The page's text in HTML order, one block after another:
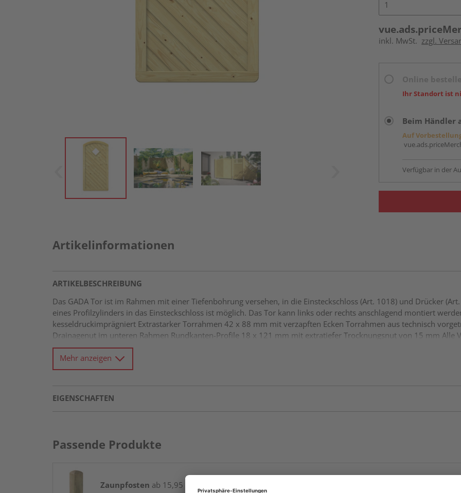
inkl. MwSt. zzgl.
Ihr Standort ist
Beim Händler
Auf
Verfügbar in der
Artikelinformationen
ARTIKELBESCHREIBUNG
Das GADA Tor ist im Rahmen mit einer Tiefenbohrung versehen, in die Einsteckschloss (Art. 1018) und Drücker
eines Profilzylinders in das Einsteckschloss ist möglich. Das Tor kann links oder rechts anschlagend montiert
kesseldruckimprägniert Extrastarker Torrahmen 42 x 88 mm mit verzapften Ecken Torrahmen aus technisch
Drainagenut im unteren Rahmen Rundkanten-Profile 18 x 121 mm mit extratiefer Trocknungsnut von 15 mm Alle
Mehr anzeigen
EIGENSCHAFTEN
Passende Produkte
Zaunpfosten ab 15,95 € / Stk.